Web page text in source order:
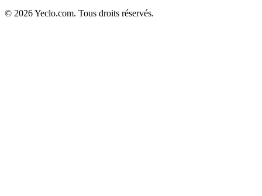
© 2026 Yeclo.com. Tous droits réservés.